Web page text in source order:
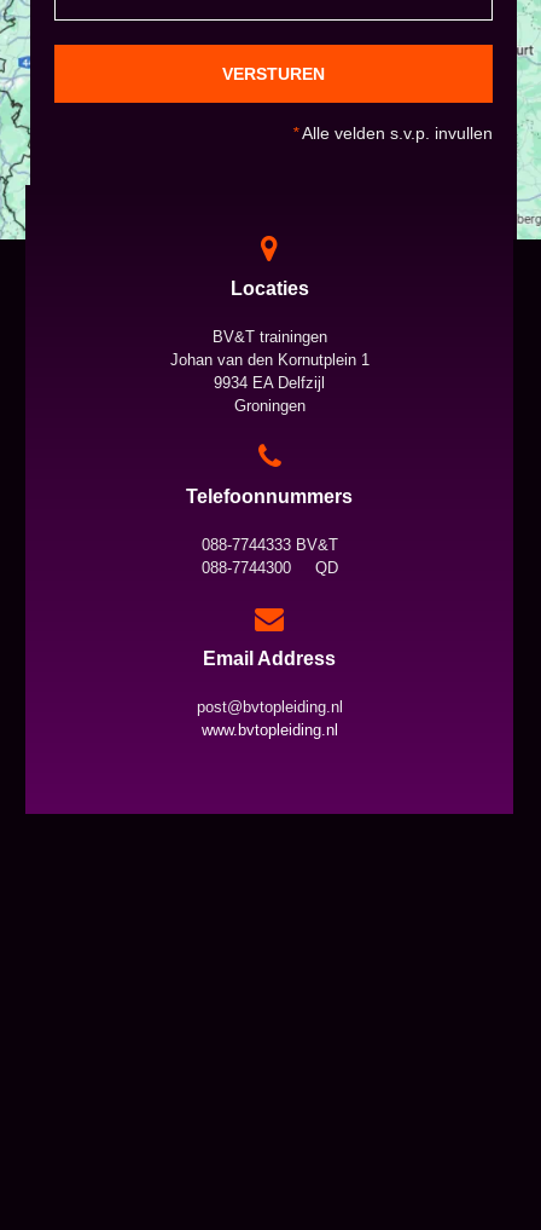
VERSTUREN
*Alle velden s.v.p. invullen
Locaties
BV&T trainingen
Johan van den Kornutplein 1
9934 EA Delfzijl
Groningen
Telefoonnummers
088-7744333 BV&T
088-7744300 QD
Email Address
post@bvtopleiding.nl
www.bvtopleiding.nl